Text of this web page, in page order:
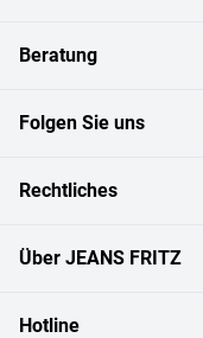
Beratung
Folgen Sie uns
Rechtliches
Über JEANS FRITZ
Hotline